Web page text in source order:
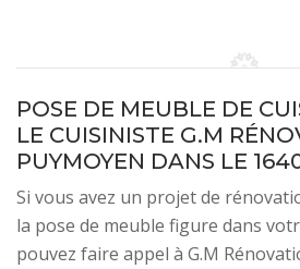
POSE DE MEUBLE DE
LE CUISINISTE G.M
PUYMOYEN DANS LE
Si vous avez un projet de
la pose de meuble figure dans
pouvez faire appel à G.M